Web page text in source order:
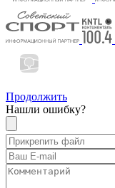
Продолжить
Нашли ошибку?